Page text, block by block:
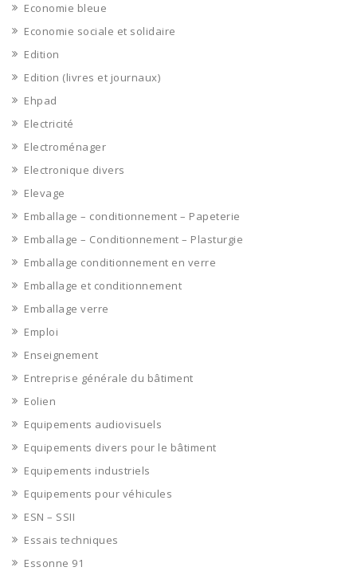
Economie bleue
Economie sociale et solidaire
Edition
Edition (livres et journaux)
Ehpad
Electricité
Electroménager
Electronique divers
Elevage
Emballage – conditionnement – Papeterie
Emballage – Conditionnement – Plasturgie
Emballage conditionnement en verre
Emballage et conditionnement
Emballage verre
Emploi
Enseignement
Entreprise générale du bâtiment
Eolien
Equipements audiovisuels
Equipements divers pour le bâtiment
Equipements industriels
Equipements pour véhicules
ESN – SSII
Essais techniques
Essonne 91